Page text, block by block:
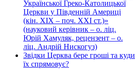
Української Греко-Католицької
Церкви у Південній Америці
(кін. ХІХ – поч. ХХІ ст.)»
(науковий керівник – о. ліц.
Юрій Хамуляк, рецензент – о.
ліц. Андрій Нискогуз)
Звідки Церква бере гроші та куди
їх спрямовує?